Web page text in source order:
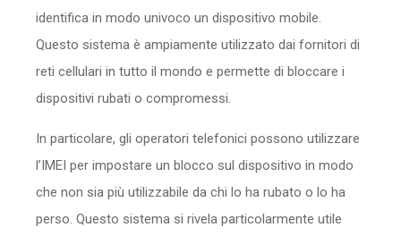
identifica in modo univoco un dispositivo mobile.
Questo sistema è ampiamente utilizzato dai fornitori di
reti cellulari in tutto il mondo e permette di bloccare i
dispositivi rubati o compromessi.
In particolare, gli operatori telefonici possono utilizzare
l’IMEI per impostare un blocco sul dispositivo in modo
che non sia più utilizzabile da chi lo ha rubato o lo ha
perso. Questo sistema si rivela particolarmente utile